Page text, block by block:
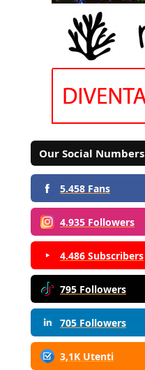
Our Social Numbers
5.458 Fans
4.935 Followers
4.486 Subscribers
795 Followers
705 Followers
3,1K Utenti